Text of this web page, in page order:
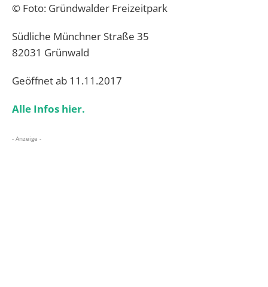
© Foto: Gründwalder Freizeitpark
Südliche Münchner Straße 35
82031 Grünwald
Geöffnet ab 11.11.2017
Alle Infos hier.
- Anzeige -